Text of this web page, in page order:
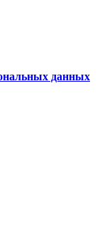
данных